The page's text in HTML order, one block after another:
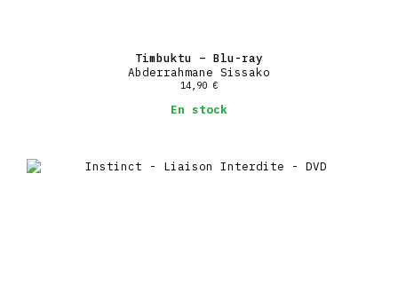
Timbuktu – Blu-ray
Abderrahmane Sissako
14,90 €
En stock